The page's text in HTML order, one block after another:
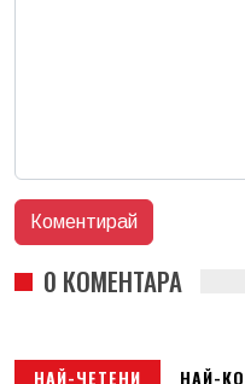
0 КОМЕНТАРА
НАЙ-ЧЕТЕНИ НАЙ-